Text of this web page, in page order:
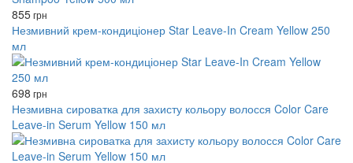
855грн
Незмивний крем-кондиціонер Star Leave-In Cream Yellow 250
мл
698 грн
Незмивна сироватка для захисту кольору волосся Color Care
Leave-in Serum Yellow 150 мл